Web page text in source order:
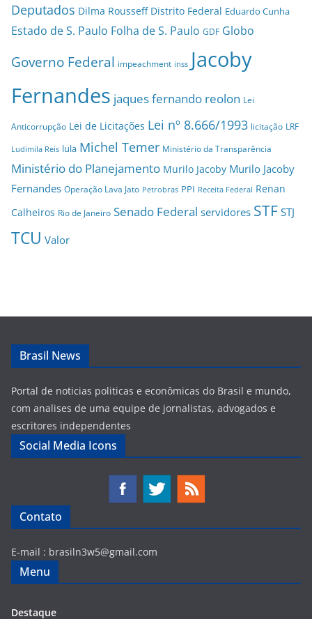
Deputados Dilma Rousseff Distrito Federal Eduardo Cunha
Estado de S. Paulo Folha de S. Paulo GDF Globo
Governo Federal impeachment inss Jacoby
Fernandes jaques fernando reolon Lei
Anticorrupção Lei de Licitações Lei nº 8.666/1993 licitação LRF
Ludimila Reis lula Michel Temer Ministério da Transparência
Ministério do Planejamento Murilo Jacoby Murilo Jacoby
Fernandes Operação Lava Jato Petrobras PPI Receita Federal Renan
Calheiros Rio de Janeiro Senado Federal servidores STF STJ
TCU Valor
Brasil News
Portal de noticias politicas e econômicas do Brasil e mundo,
com analises de uma equipe de jornalistas, advogados e
escritores independentes
Social Media Icons
Contato
E-mail : brasiln3w5@gmail.com
Menu
Destaque